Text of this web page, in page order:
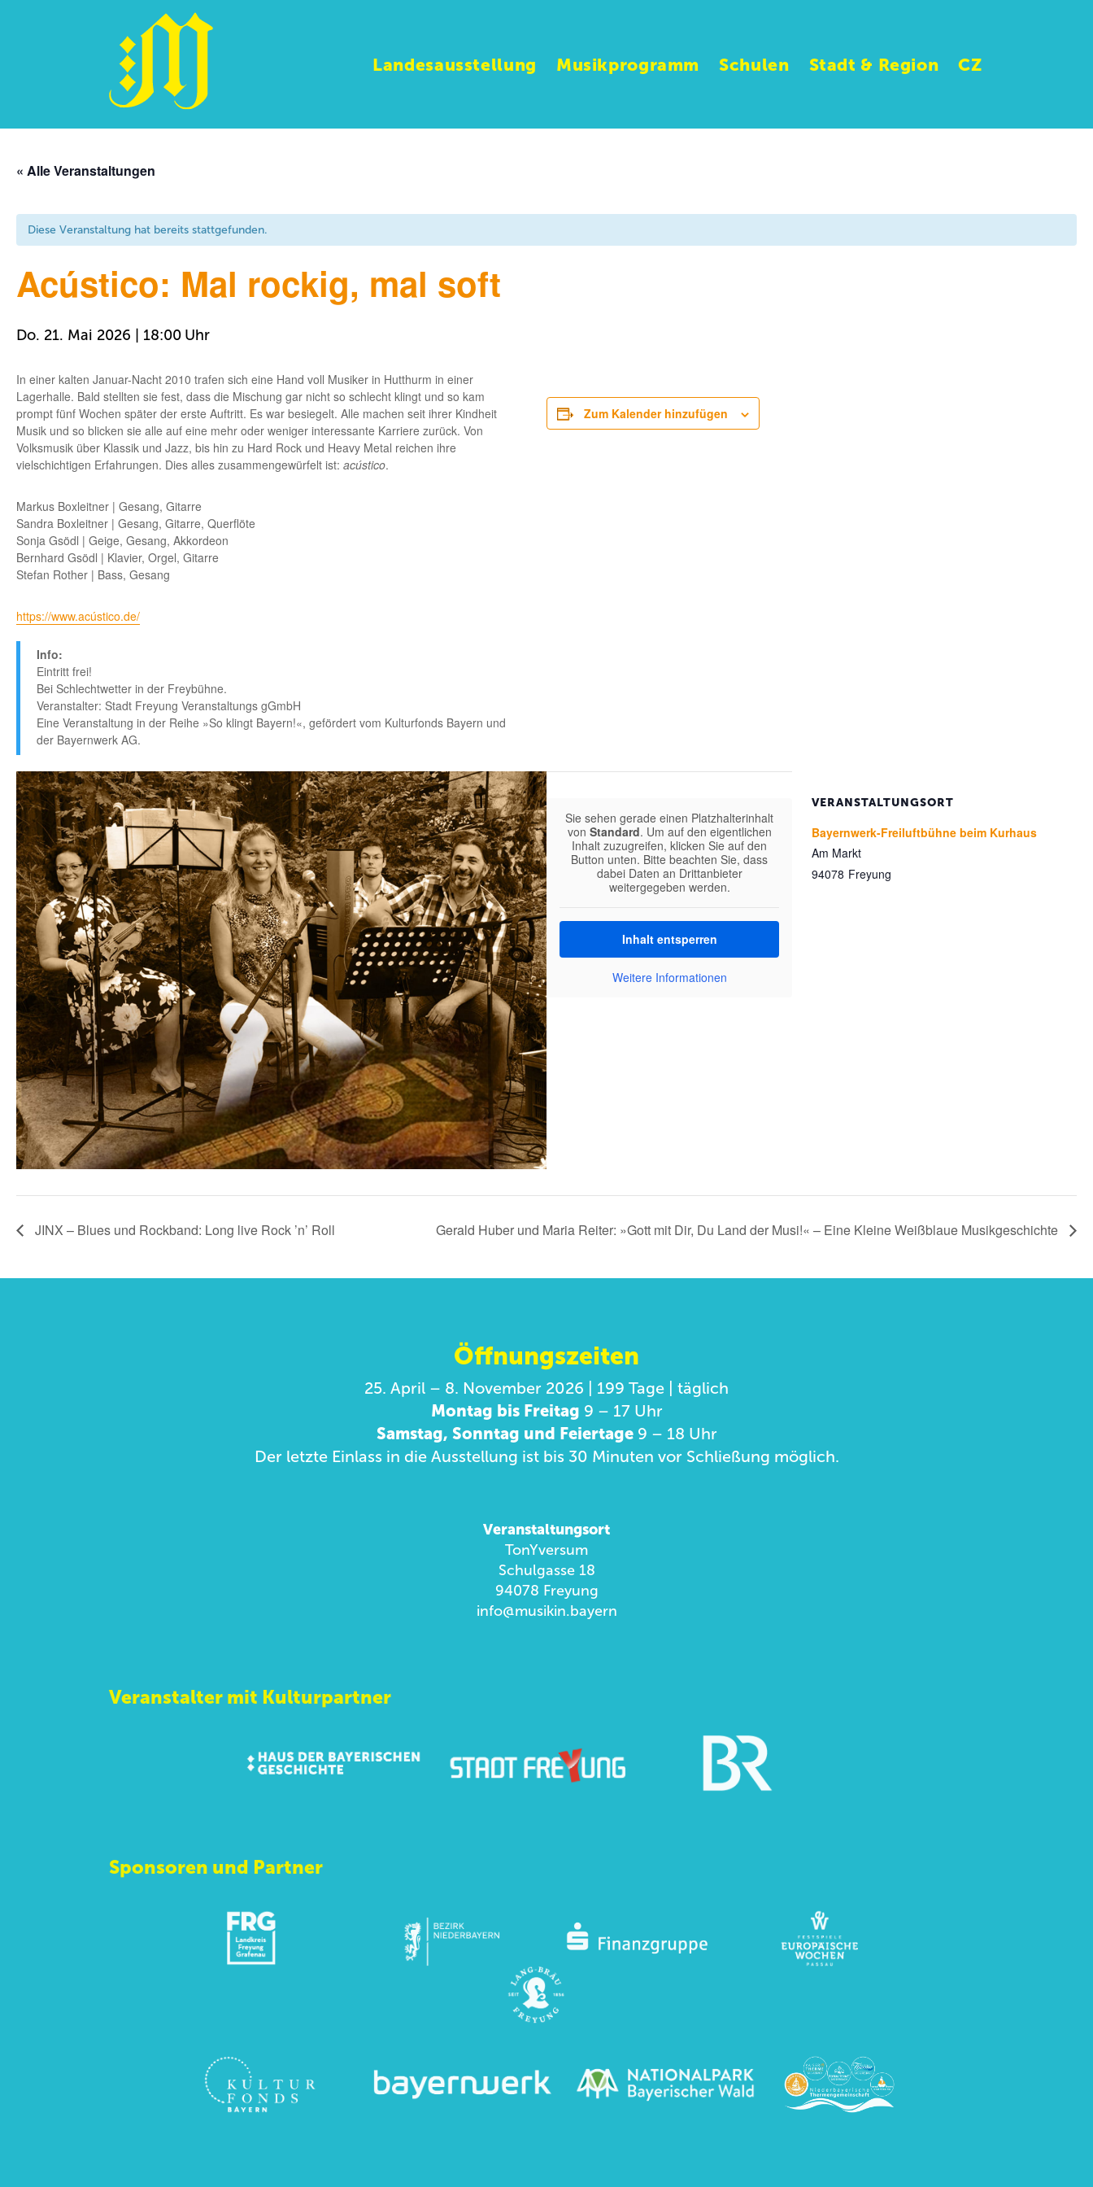
springen
Landesausstellung Musikprogramm Schulen Stadt & Region CZ
« Alle Veranstaltungen
Diese Veranstaltung hat bereits stattgefunden.
Acústico: Mal rockig, mal soft
Do. 21. Mai 2026 | 18:00
In einer kalten Januar-Nacht 2010 trafen sich eine Hand voll Musiker in Hutthurm in einer
Lagerhalle. Bald stellten sie fest, dass die Mischung gar nicht so schlecht klingt und so kam
prompt fünf Wochen später der erste Auftritt. Es war besiegelt. Alle machen seit ihrer Kindheit
Musik und so blicken sie alle auf eine mehr oder weniger interessante Karriere zurück. Von
Volksmusik über Klassik und Jazz, bis hin zu Hard Rock und Heavy Metal reichen ihre
vielschichtigen Erfahrungen. Dies alles zusammengewürfelt ist: acústico.
Markus Boxleitner | Gesang, Gitarre
Sandra Boxleitner | Gesang, Gitarre, Querflöte
Sonja Gsödl | Geige, Gesang, Akkordeon
Bernhard Gsödl | Klavier, Orgel, Gitarre
Stefan Rother | Bass, Gesang
https://www.acústico.de/
Info:
Eintritt frei!
Bei Schlechtwetter in der Freybühne.
Veranstalter: Stadt Freyung Veranstaltungs gGmbH
Eine Veranstaltung in der Reihe »So klingt Bayern!«, gefördert vom Kulturfonds Bayern und
der Bayernwerk AG.
Zum Kalender hinzufügen
VERANSTALTUNGSORT
Bayernwerk-Freiluftbühne beim Kurhaus
Am Markt
Freyung
94078
Sie sehen gerade einen Platzhalterinhalt
von Standard. Um auf den eigentlichen
Inhalt zuzugreifen, klicken Sie auf den
Button unten. Bitte beachten Sie, dass
dabei Daten an Drittanbieter
weitergegeben werden.
Inhalt entsperren
Weitere Informationen
JINX – Blues und Rockband: Long live Rock ’n’ Roll Gerald Huber und Maria Reiter: »Gott mit Dir, Du Land der Musi!« – Eine Kleine Weißblaue Musikgeschichte
Öffnungszeiten
25. April – 8. November 2026 | 199 Tage | täglich
Montag bis Freitag 9 – 17 Uhr
Samstag, Sonntag und Feiertage9 – 18 Uhr
Der letzte Einlass in die Ausstellung ist bis 30 Minuten vor Schließung möglich.
Veranstaltungsort
TonYversum
Schulgasse 18
94078 Freyung
info@musikin.bayern
Veranstalter mit Kulturpartner
Sponsoren und Partner